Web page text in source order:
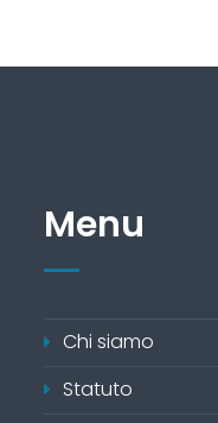
Menu
Chi siamo
Statuto